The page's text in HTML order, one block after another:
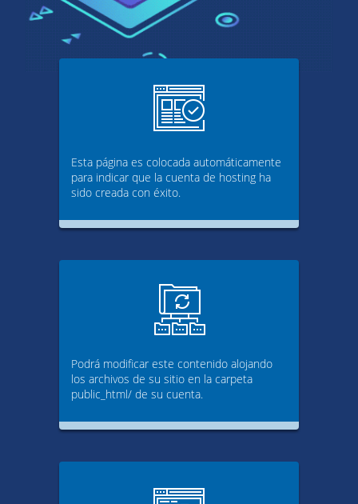
Esta página es colocada automáticamente
para indicar que la cuenta de hosting ha
sido creada con éxito.
Podrá modificar este contenido alojando
los archivos de su sitio en la carpeta
public_html/ de su cuenta.